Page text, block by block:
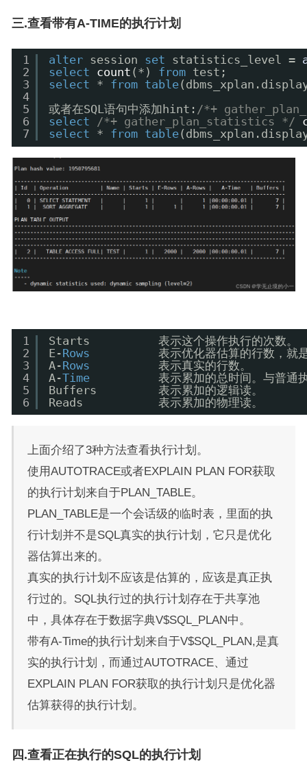
三.查看带有A-TIME的执行计划
1
2
3
4
5
6
7
alter session set statistics_level =
select
count (*) from test;
select
* from table
或者在SQL语句中添加hint: /*+
select
/*+ gather_plan_statistics */
select
* from table
1
2
3
4
5
6
Starts          表示这个操作执行的次数。
E-Rows
表示优化器估算的行数，就
A-Rows
表示真实的行数。
A-Time
表示累加的总时间。与普通
Buffers         表示累加的逻辑读。
Reads           表示累加的物理读。
上面介绍了3种方法查看执行计划。
使用AUTOTRACE或者EXPLAIN PLAN FOR获取
的执行计划来自于PLAN_TABLE。
PLAN_TABLE是一个会话级的临时表，里面的执
行计划并不是SQL真实的执行计划，它只是优化
器估算出来的。
真实的执行计划不应该是估算的，应该是真正执
行过的。SQL执行过的执行计划存在于共享池
中，具体存在于数据字典V$SQL_PLAN中。
带有A-Time的执行计划来自于V$SQL_PLAN,是真
实的执行计划，而通过AUTOTRACE、通过
EXPLAIN PLAN FOR获取的执行计划只是优化器
估算获得的执行计划。
四.查看正在执行的SQL的执行计划